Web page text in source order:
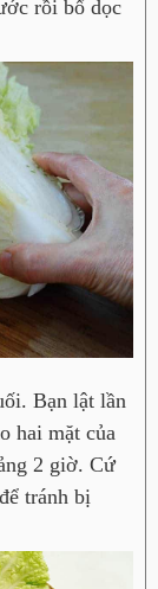
rồi bổ dọc
Bạn lật lần
hai mặt của
2 giờ. Cứ
tránh bị